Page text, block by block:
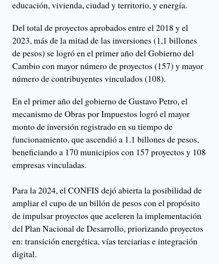
educación, vivienda, ciudad y territorio, y energía.
Del total de proyectos aprobados entre el 2018 y el
2023, más de la mitad de las inversiones (1,1 billones
de pesos) se logró en el primer año del Gobierno del
Cambio con mayor número de proyectos (157) y mayor
número de contribuyentes vinculados (108).
En el primer año del gobierno de Gustavo Petro, el
mecanismo de Obras por Impuestos logró el mayor
monto de inversión registrado en su tiempo de
funcionamiento, que ascendió a 1.1 billones de pesos,
beneficiando a 170 municipios con 157 proyectos y 108
empresas vinculadas.
Para la 2024, el CONFIS dejó abierta la posibilidad de
ampliar el cupo de un billón de pesos con el propósito
de impulsar proyectos que aceleren la implementación
del Plan Nacional de Desarrollo, priorizando proyectos
en: transición energética, vías terciarias e integración
digital.